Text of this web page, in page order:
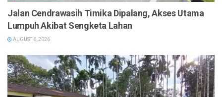
Jalan Cendrawasih Timika Dipalang, Akses Utama
Lumpuh Akibat Sengketa Lahan
AUGUST 6, 2026